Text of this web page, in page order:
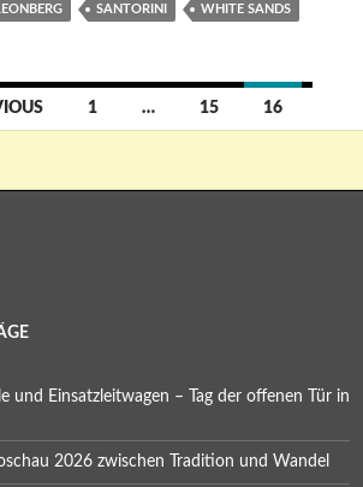
SANTORINI WHITE SANDS
1 … 15 16
und Einsatzleitwagen – Tag der offenen Tür in
2026 zwischen Tradition und Wandel